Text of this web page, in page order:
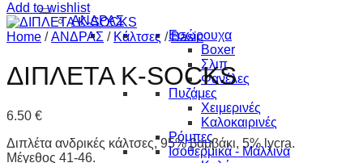
ΑΝΔΡΑΣ
Εσώρουχα
Boxer
Σλιπ
Φανέλες
Πυζάμες
Χειμερινές
Καλοκαιρινές
Ρόμπες
Ισοθερμικά - Μάλλινα
Add to wishlist
Home / ΑΝΔΡΑΣ / Κάλτσες / Basic
ΔΙΠΛΕΤΑ K-SOCKS
6.50 €
Διπλέτα ανδρικές κάλτσες, 95% βαμβάκι, 5% lycra.
Μέγεθος 41-46.